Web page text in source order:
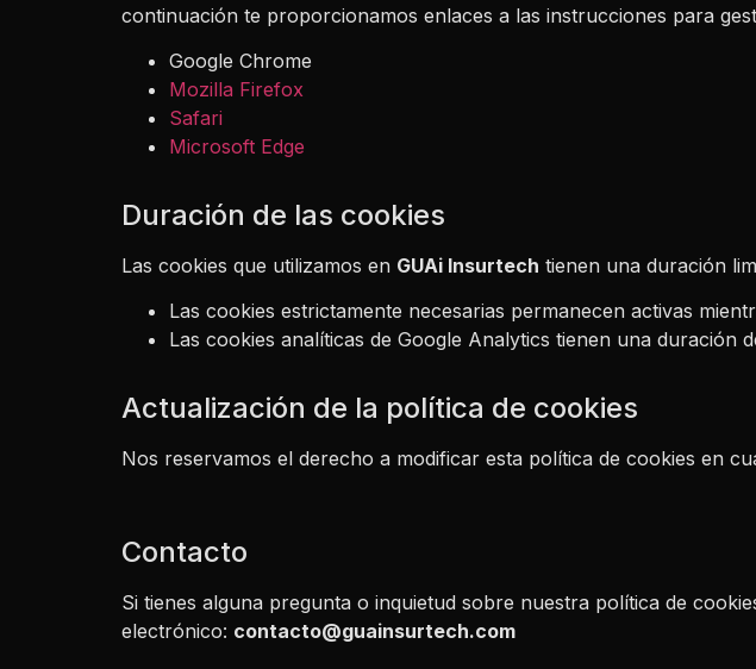
continuación te proporcionamos enlaces a las instrucciones para
Google Chrome
Mozilla Firefox
Safari
Microsoft Edge
Duración de las cookies
Las cookies que utilizamos en GUAi Insurtech tienen una duración
Las cookies estrictamente necesarias permanecen activas
Las cookies analíticas de Google Analytics tienen una duración
Actualización de la política de cookies
Nos reservamos el derecho a modificar esta política de cookies en
Contacto
Si tienes alguna pregunta o inquietud sobre nuestra política de
electrónico: contacto@guainsurtech.com